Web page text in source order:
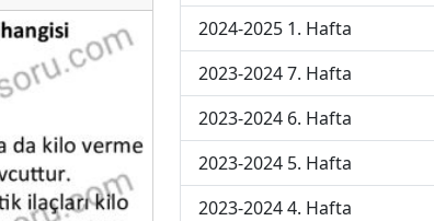
2024-2025 1. Hafta
2023-2024 7. Hafta
2023-2024 6. Hafta
2023-2024 5. Hafta
2023-2024 4. Hafta